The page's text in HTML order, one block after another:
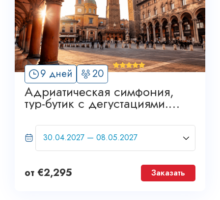
9 дней 20 6
'
Адриатическая симфония,
тур-бутик с дегустациями.
GRAND TOUR
от €2,295 Заказать